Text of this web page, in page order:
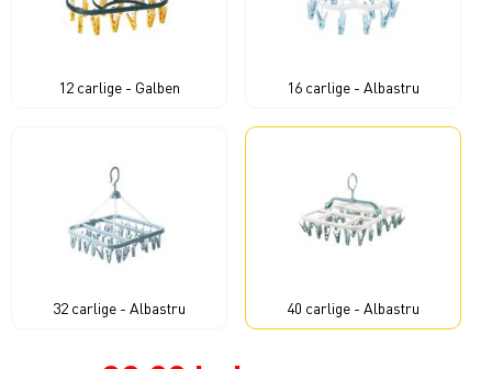
12 carlige - Galben 16 carlige - Albastru
32 carlige - Albastru 40 carlige - Albastru